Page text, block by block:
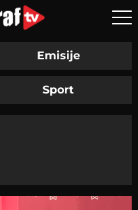
Emisije
Sport